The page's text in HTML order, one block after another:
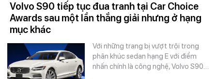
Volvo S90 tiếp tục đua tranh tại Car Choice
Awards sau một lần thắng giải nhưng ở hạng
mục khác
Với những trang bị vượt trội trong
phân khúc sedan hạng E với điểm
nhấn chính là công nghệ, Volvo S90…